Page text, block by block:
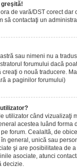
greşită!
de vară/DST corect
să contactaţi un
sau nimeni nu a
forumului dacă
o nouă traducere.
a paginilor forumului)
utilizator când vizualizaţi
acestea luând forma
forum. Cealaltă, de
general, unică sau
şi are posibilitatea de
asociate, atunci
decizie.